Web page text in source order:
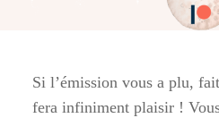
Si l’émission vous a plu,
fera infiniment plaisir !